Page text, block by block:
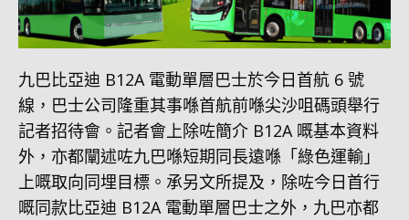
九巴比亞迪 B12A 電動單層巴士於今日首航 6 號
線，巴士公司隆重其事喺首航前喺尖沙咀碼頭舉行
記者招待會。記者會上除咗簡介 B12A 嘅基本資料
外，亦都闡述咗九巴喺短期同長遠喺「綠色運輸」
上嘅取向同埋目標。承另文所提及，除咗今日首行
嘅同款比亞迪 B12A 電動單層巴士之外，九巴亦都